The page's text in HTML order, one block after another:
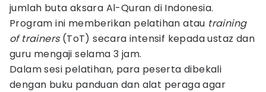
jumlah buta aksara Al-Quran di Indonesia.
Program ini memberikan pelatihan atau training
of trainers(ToT) secara intensif kepada ustaz dan
guru mengaji selama 3 jam.
Dalam sesi pelatihan, para peserta dibekali
dengan buku panduan dan alat peraga agar